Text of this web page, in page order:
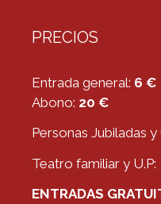
PRECIOS
Entrada general: 6 €
Abono: 20 €
Personas Jubiladas
Teatro familiar y U.P:
ENTRADAS